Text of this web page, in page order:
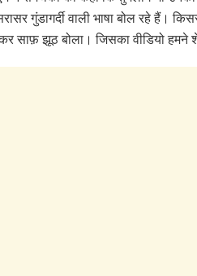
गुंडागर्दी वाली भाषा बोल रहे हैं।
साफ़ झूठ बोला। जिसका वीडियो हमने